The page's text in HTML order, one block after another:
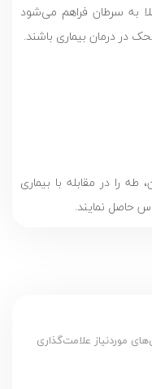
به سرطان فراهم می‌شود
در درمان بیماری باشند.
طه را در مقابله با بیماری
موردنیاز علامت‌گذاری